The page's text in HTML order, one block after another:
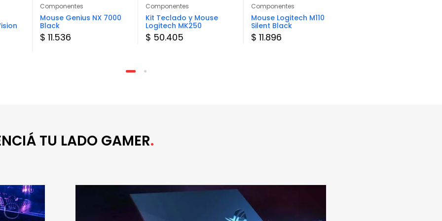
Componentes
Mouse Genius NX 7000
Black
$ 11.536
Componentes
Kit Teclado y Mouse
Logitech MK250
$ 50.405
Componentes
Mouse Logitech M110
Silent Black
$ 11.896
TU LADO GAMER